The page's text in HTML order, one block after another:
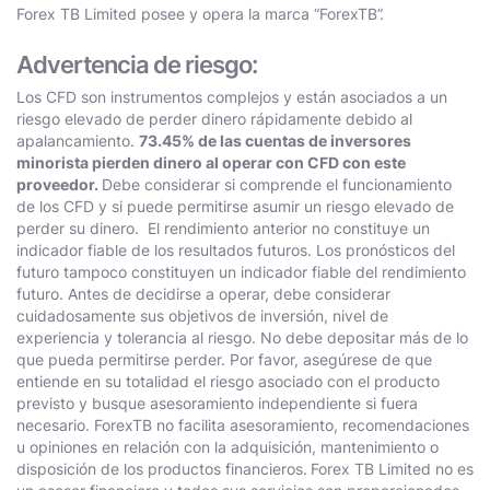
Forex TB Limited posee y opera la marca “ForexTB”.
Advertencia de riesgo:
Los CFD son instrumentos complejos y están asociados a un
riesgo elevado de perder dinero rápidamente debido al
apalancamiento. 73.45% de las cuentas de inversores
minorista pierden dinero al operar con CFD con este
proveedor. Debe considerar si comprende el funcionamiento
de los CFD y si puede permitirse asumir un riesgo elevado de
perder su dinero. El rendimiento anterior no constituye un
indicador fiable de los resultados futuros. Los pronósticos del
futuro tampoco constituyen un indicador fiable del rendimiento
futuro. Antes de decidirse a operar, debe considerar
cuidadosamente sus objetivos de inversión, nivel de
experiencia y tolerancia al riesgo. No debe depositar más de lo
que pueda permitirse perder. Por favor, asegúrese de que
entiende en su totalidad el riesgo asociado con el producto
previsto y busque asesoramiento independiente si fuera
necesario. ForexTB no facilita asesoramiento, recomendaciones
u opiniones en relación con la adquisición, mantenimiento o
disposición de los productos financieros. Forex TB Limited no es